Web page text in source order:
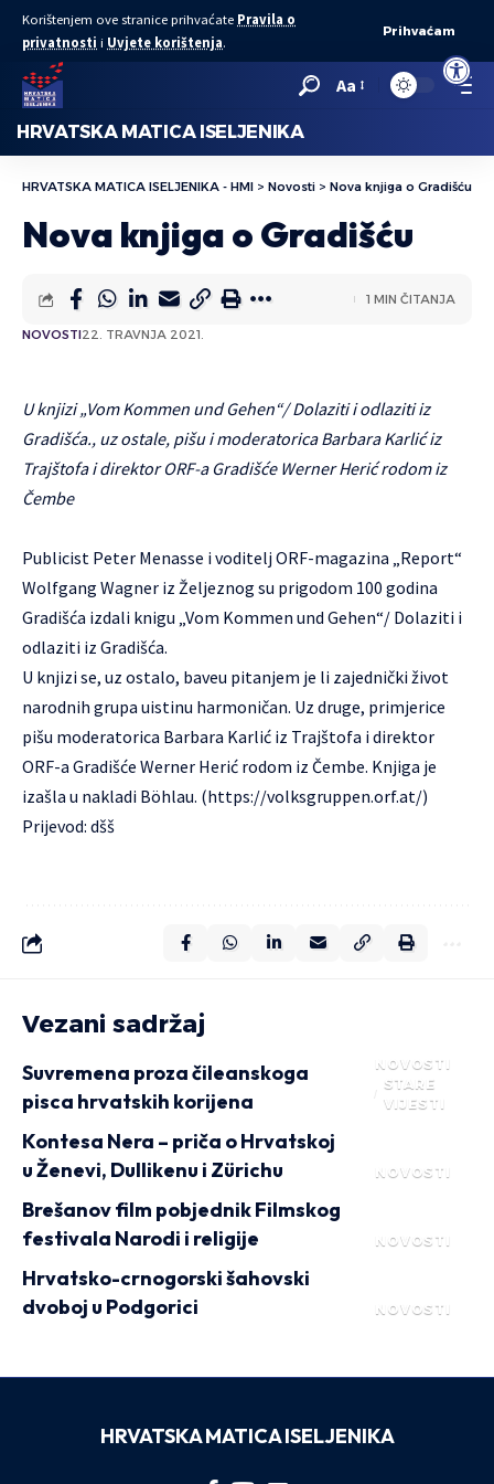
Korištenjem ove stranice prihvaćate Pravila o
privatnosti i Uvjete korištenja.
Prihvaćam
Aa
HRVATSKA MATICA ISELJENIKA
HRVATSKA MATICA ISELJENIKA - HMI > Novosti > Nova knjiga o Gradišću
Nova knjiga o Gradišću
NOVOSTI22. TRAVNJA 2021.
1 MIN ČITANJA
U knjizi „Vom Kommen und Gehen“/ Dolaziti i odlaziti iz
Gradišća., uz ostale, pišu i moderatorica Barbara Karlić iz
Trajštofa i direktor ORF-a Gradišće Werner Herić rodom iz
Čembe
Publicist Peter Menasse i voditelj ORF-magazina „Report“
Wolfgang Wagner iz Željeznog su prigodom 100 godina
Gradišća izdali knigu „Vom Kommen und Gehen“/ Dolaziti i
odlaziti iz Gradišća.
U knjizi se, uz ostalo, baveu pitanjem je li zajednički život
narodnih grupa uistinu harmoničan. Uz druge, primjerice
pišu moderatorica Barbara Karlić iz Trajštofa i direktor
ORF-a Gradišće Werner Herić rodom iz Čembe. Knjiga je
izašla u nakladi Böhlau. (https://volksgruppen.orf.at/)
Prijevod: dšš
Vezani sadržaj
NOVOSTI
STARE
VIJESTI
Suvremena proza čileanskoga
pisca hrvatskih korijena
NOVOSTI
Kontesa Nera – priča o Hrvatskoj
u Ženevi, Dullikenu i Zürichu
NOVOSTI
Brešanov film pobjednik Filmskog
festivala Narodi i religije
NOVOSTI
Hrvatsko-crnogorski šahovski
dvoboj u Podgorici
HRVATSKA MATICA ISELJENIKA
Open